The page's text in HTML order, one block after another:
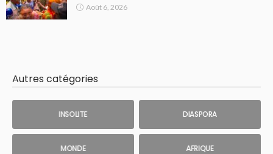
Août 6, 2026
Autres catégories
INSOLITE DIASPORA
MONDE AFRIQUE